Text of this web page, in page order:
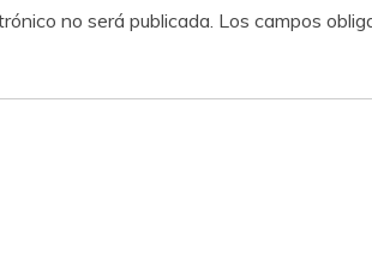
no será publicada. Los campos